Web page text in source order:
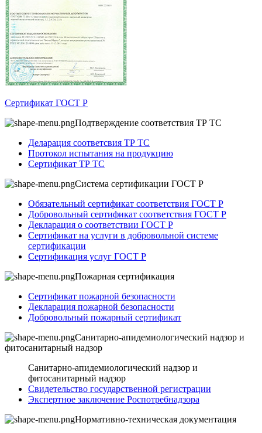
Сертификат ГОСТ Р
Подтверждение соответствия ТР ТС
Деларация соответсвия ТР ТС
Протокол испытания на продукцию
Сертификат ТР ТС
Система сертификации ГОСТ Р
Обязательный сертификат соответствия ГОСТ Р
Добровольный сертификат соответствия ГОСТ Р
Декларация о соответствии ГОСТ Р
Сертификат на услуги в добровольной системе
сертификации
Сертификация услуг ГОСТ Р
Пожарная сертификация
Сертификат пожарной безопасности
Декларация пожарной безопасности
Добровольный пожарный сертификат
Санитарно-апидемиологический надзор и
фитосанитарный надзор
Санитарно-апидемиологический надзор и
фитосанитарный надзор
Свидетельство государственной регистрации
Экспертное заключение Роспотребнадзора
Нормативно-техническая документация